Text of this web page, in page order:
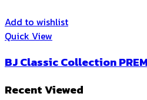
Add to wishlist
Quick View
BJ Classic Collection
Recent Viewed